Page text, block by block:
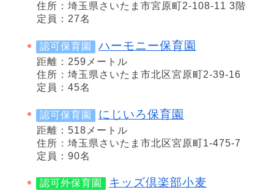
住所：埼玉県さいたま市宮原町2-108-11 3階
定員：27名
認可保育園 ハーモニー保育園
距離：259メートル
住所：埼玉県さいたま市北区宮原町2-39-16
定員：45名
認可保育園 にじいろ保育園
距離：518メートル
住所：埼玉県さいたま市北区宮原町1-475-7
定員：90名
認可外保育園 キッズ倶楽部小麦